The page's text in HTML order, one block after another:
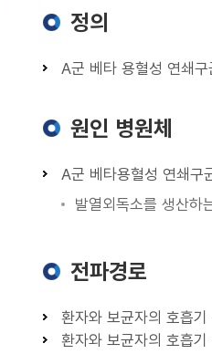
정의
A군 베타 용혈성 연쇄
원인 병원체
A군 베타용혈성 연쇄
발열외독소를 생산
전파경로
환자와 보균자의 호흡
환자와 보균자의 호흡